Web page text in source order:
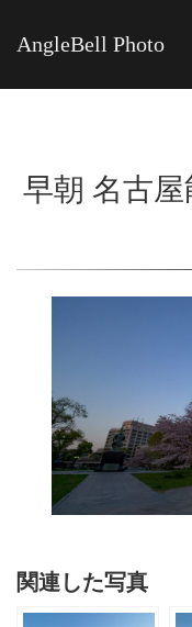
AngleBell Photo
早朝 名古
関連した写真